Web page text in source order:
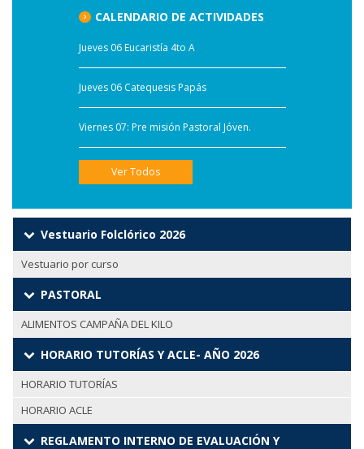
CALENDARIO DE ACTIVIDADES
Jueves 06 Eucaristía 4to A
Jueves 06 Catequesis Papás
Viernes 07: Pre misión Pastoral Jóven.
Ver Todos
Vestuario Folclórico 2026
Vestuario por curso
PASTORAL
ALIMENTOS CAMPAÑA DEL KILO
HORARIO TUTORÍAS Y ACLE- AÑO 2026
HORARIO TUTORÍAS
HORARIO ACLE
REGLAMENTO INTERNO DE EVALUACIÓN Y